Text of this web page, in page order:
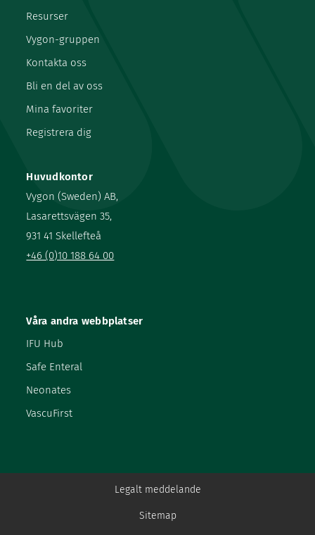
Huvudkontor
Vygon (Sweden) AB,
Lasarettsvägen 35,
931 41 Skellefteå
+46 (0)10 188 64 00
Resurser
Vygon-gruppen
Kontakta oss
Bli en del av oss
Mina favoriter
Registrera dig
Våra andra webbplatser
IFU Hub
Safe Enteral
Neonates
VascuFirst
Legalt meddelande
Sitemap